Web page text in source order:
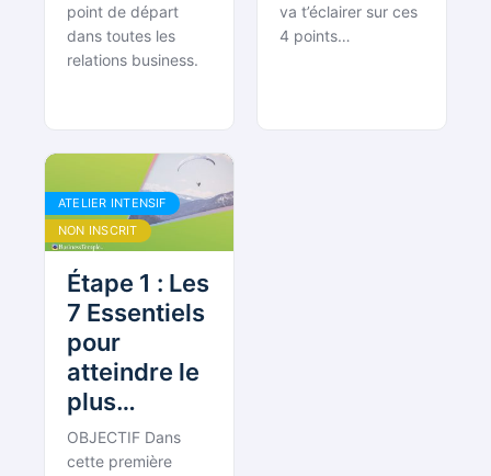
point de départ
dans toutes les
relations business.
va t’éclairer sur ces
4 points…
ATELIER INTENSIF
NON INSCRIT
Étape 1 : Les
7 Essentiels
pour
atteindre le
plus
rapidement
possible 50
OBJECTIF Dans
cette première